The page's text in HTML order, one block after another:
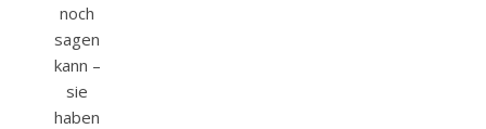
noch
sagen
kann –
sie
haben